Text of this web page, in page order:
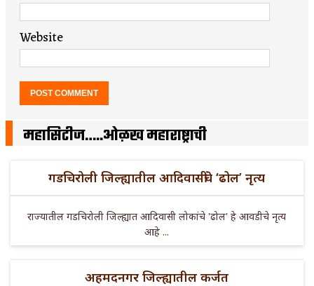
Website
महासिटीज…..ओळख महाराष्ट्राची
गडचिरोली जिल्ह्यातील आदिवासींचे ‘ढोल’ नृत्य
राज्यातील गडचिरोली जिल्ह्यात आदिवासी लोकांचे 'ढोल' हे आवडीचे नृत्य
आहे ...
अहमदनगर जिल्ह्यातील कर्जत